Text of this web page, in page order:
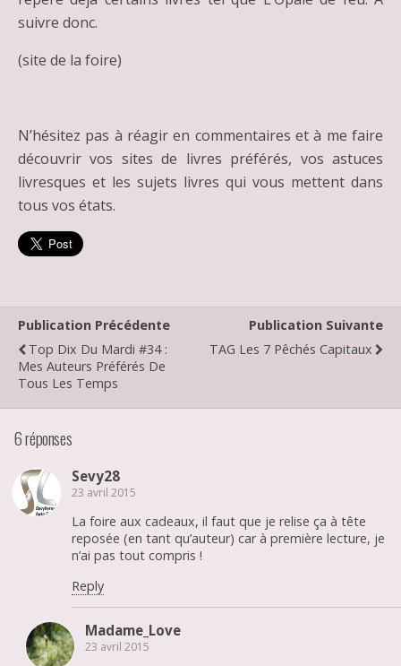
suivre donc.
(site de la foire)
N’hésitez pas à réagir en commentaires et à me faire
découvrir vos sites de livres préférés, vos astuces
livresques et les sujets livres qui vous mettent dans
tous vos états.
Publication Précédente
Top Dix Du Mardi #34 :
Mes Auteurs Préférés De
Tous Les Temps
Publication Suivante
TAG Les 7 Pêchés Capitaux
6 réponses
Sevy28
23 avril 2015
La foire aux cadeaux, il faut que je relise ça à tête
reposée (en tant qu’auteur) car à première lecture, je
n’ai pas tout compris !
Reply
Madame_Love
23 avril 2015